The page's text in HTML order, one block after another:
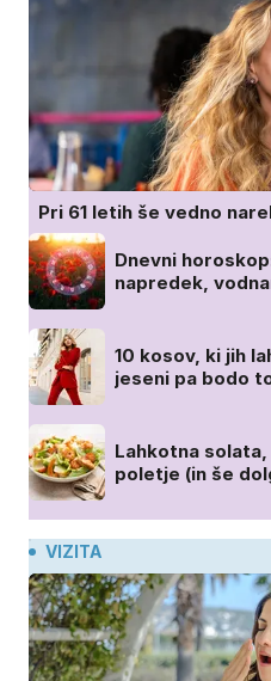
Pri 61 letih še vedno
Dnevni
napredek,
10 kosov, ki jih
jeseni pa bodo
Lahkotna
poletje (in še
VIZITA